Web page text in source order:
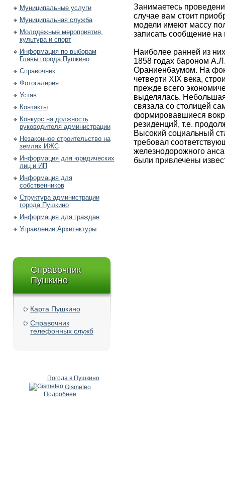
Муниципальные услуги
Муниципальная служба
Молодежные мероприятия,
культура и спорт
Информация по выборам
Главы города Пушкино
Справочник
Фотогалерея
Устав
Контакты
Конкурс на должность
руководителя администрации
Незаконное строительство на
землях ИЖС
Информация для юридических
лиц и ИП
Информация для
собственников
Структура администрации
города Пушкино
Информация для граждан
Управление Архитектуры
Справочник
Пушкино
Карта Пушкино
Справочник
телефонных служб
Погода в Пушкино
Gismeteo
Подробнее
Занимаетесь
случае вам стоит
модели имеют массу
записать сообщение на
Наиболее ранней из
1858 годах бароном
Ораниенбаумом. На
четверти XIX века,
прежде всего
выделялась.
связала со столицей
формировавшиеся
резиденций, т.е.
Высокий социальный
требовал
железнодорожного
были привлечены